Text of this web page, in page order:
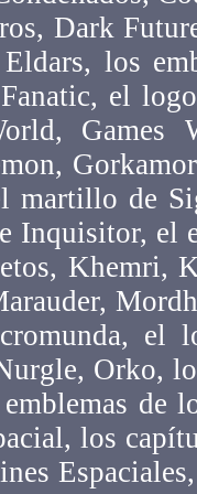
Dark
los
el
Games
de
Inquisitor, el
Khemri,
el
Orko,
de
los